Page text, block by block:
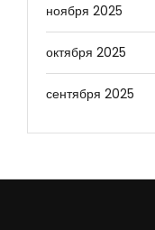
ноября 2025
октября 2025
сентября 2025